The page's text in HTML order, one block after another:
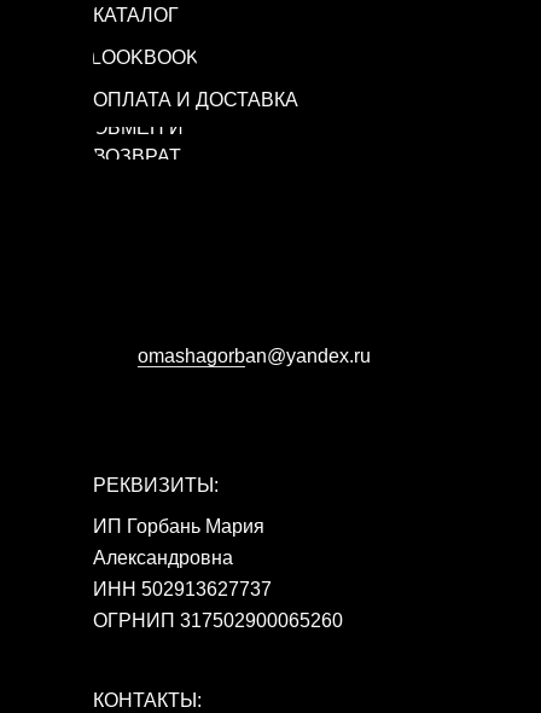
КАТАЛОГ
LOOKBOOK
ОБМЕН И
ВОЗВРАТ
ОПЛАТА И ДОСТАВКА
КОНТАКТЫ:
omashagorbаn@yandex.ru
РЕКВИЗИТЫ:
ИП Горбань Мария
Александровна
ИНН 502913627737
ОГРНИП 317502900065260